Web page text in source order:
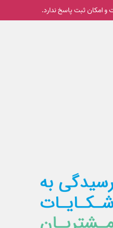
امکان ثبت پاسخ ندارد.